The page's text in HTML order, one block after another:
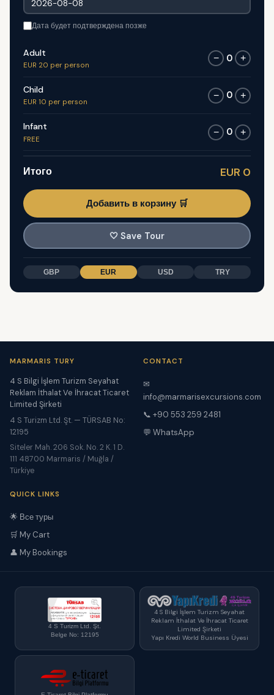
Дата будет подтверждена позже
Adult
EUR 20 per person
− 0 +
Child
EUR 10 per person
− 0 +
Infant
FREE
− 0 +
Итого EUR 0
Добавить в корзину 🛒
🤍 Save Tour
GBP EUR USD TRY
MARMARIS TURY
4 S Bilgi İşlem Turizm Seyahat
Reklam İthalat Ve İhracat Ticaret
Limited Şirketi
4 S Turizm Ltd. Şt. — TÜRSAB No:
12195
Siteler Mah. 206 Sok. No. 2 K. 1 D.
111 48700 Marmaris / Muğla /
Türkiye
CONTACT
✉
info@marmarisexcursions.com
📞 +90 553 259 2481
💬 WhatsApp
QUICK LINKS
🌟 Все туры
🛒 My Cart
👤 My Bookings
4 S Turizm Ltd. Şt.
Belge No: 12195
4 S Bilgi İşlem Turizm Seyahat
Reklam İthalat Ve İhracat Ticaret
Limited Şirketi
Yapı Kredi World Business Üyesi